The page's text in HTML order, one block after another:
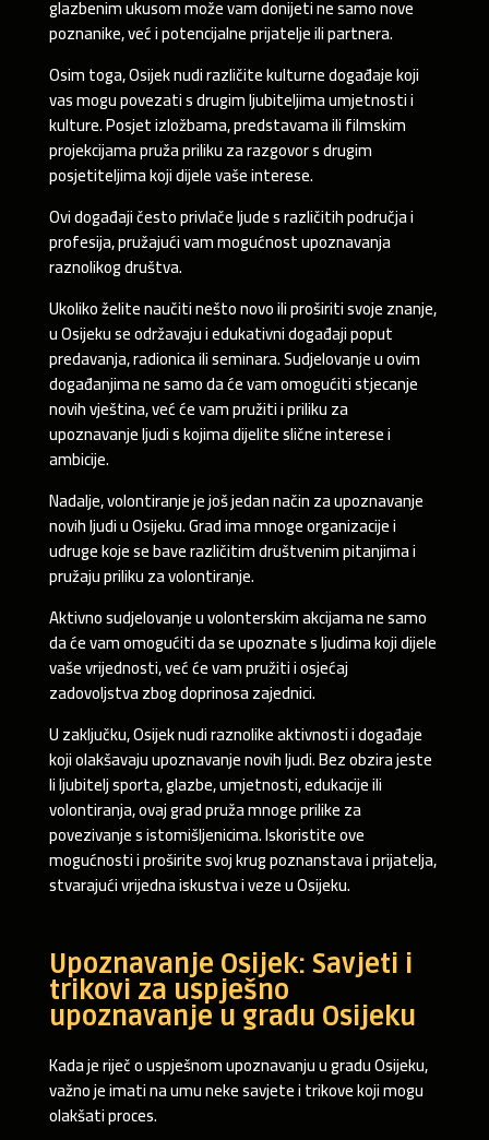
glazbenim ukusom može vam donijeti ne samo nove
poznanike, već i potencijalne prijatelje ili partnera.
Osim toga, Osijek nudi različite kulturne događaje koji
vas mogu povezati s drugim ljubiteljima umjetnosti i
kulture. Posjet izložbama, predstavama ili filmskim
projekcijama pruža priliku za razgovor s drugim
posjetiteljima koji dijele vaše interese.
Ovi događaji često privlače ljude s različitih područja i
profesija, pružajući vam mogućnost upoznavanja
raznolikog društva.
Ukoliko želite naučiti nešto novo ili proširiti svoje znanje,
u Osijeku se održavaju i edukativni događaji poput
predavanja, radionica ili seminara. Sudjelovanje u ovim
događanjima ne samo da će vam omogućiti stjecanje
novih vještina, već će vam pružiti i priliku za
upoznavanje ljudi s kojima dijelite slične interese i
ambicije.
Nadalje, volontiranje je još jedan način za upoznavanje
novih ljudi u Osijeku. Grad ima mnoge organizacije i
udruge koje se bave različitim društvenim pitanjima i
pružaju priliku za volontiranje.
Aktivno sudjelovanje u volonterskim akcijama ne samo
da će vam omogućiti da se upoznate s ljudima koji dijele
vaše vrijednosti, već će vam pružiti i osjećaj
zadovoljstva zbog doprinosa zajednici.
U zaključku, Osijek nudi raznolike aktivnosti i događaje
koji olakšavaju upoznavanje novih ljudi. Bez obzira jeste
li ljubitelj sporta, glazbe, umjetnosti, edukacije ili
volontiranja, ovaj grad pruža mnoge prilike za
povezivanje s istomišljenicima. Iskoristite ove
mogućnosti i proširite svoj krug poznanstava i prijatelja,
stvarajući vrijedna iskustva i veze u Osijeku.
Upoznavanje Osijek: Savjeti i
trikovi za uspješno
upoznavanje u gradu Osijeku
Kada je riječ o uspješnom upoznavanju u gradu Osijeku,
važno je imati na umu neke savjete i trikove koji mogu
olakšati proces.